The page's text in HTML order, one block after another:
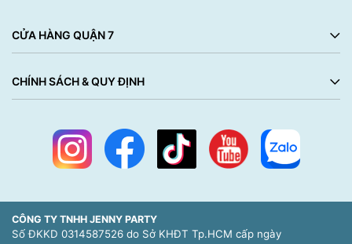
CỬA HÀNG QUẬN 7
CHÍNH SÁCH & QUY ĐỊNH
CÔNG TY TNHH JENNY PARTY
Số ĐKKD 0314587526 do Sở KHĐT Tp.HCM cấp ngày